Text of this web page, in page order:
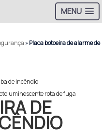
MENU
»Placa botoeira de alarme de
de incêndio
rota de fuga
DE